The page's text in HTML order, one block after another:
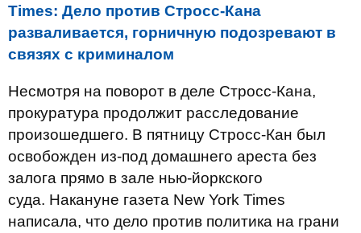
Times: Дело против Стросс-Кана
разваливается, горничную подозревают в
связях с криминалом
Несмотря на поворот в деле Стросс-Кана,
прокуратура продолжит расследование
произошедшего. В пятницу Стросс-Кан был
освобожден из-под домашнего ареста без
залога прямо в зале нью-йоркского
суда. Накануне газета New York Times
написала, что дело против политика на грани